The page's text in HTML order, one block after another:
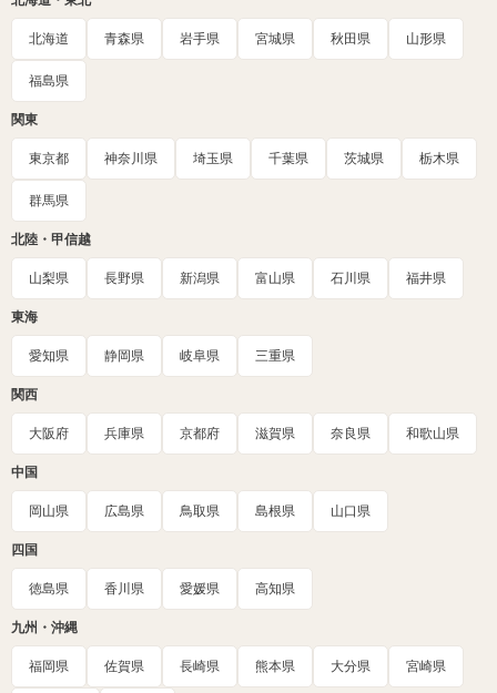
北海道 青森県 岩手県 宮城県 秋田県 山形県
福島県
関東
東京都 神奈川県 埼玉県 千葉県 茨城県 栃木県
群馬県
北陸・甲信越
山梨県 長野県 新潟県 富山県 石川県 福井県
東海
愛知県 静岡県 岐阜県 三重県
関西
大阪府 兵庫県 京都府 滋賀県 奈良県 和歌山県
中国
岡山県 広島県 鳥取県 島根県 山口県
四国
徳島県 香川県 愛媛県 高知県
九州・沖縄
福岡県 佐賀県 長崎県 熊本県 大分県 宮崎県